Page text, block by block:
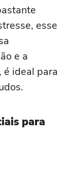
esse
e a
é ideal para
para